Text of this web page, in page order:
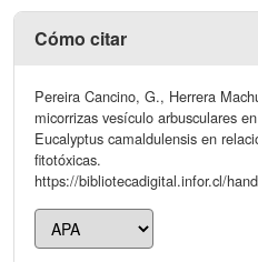
Cómo citar
Pereira Cancino, G., Herrera
micorrizas vesículo arbusculares
Eucalyptus camaldulensis en
fitotóxicas.
https://bibliotecadigital.infor.cl/